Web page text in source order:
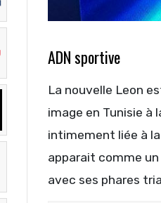
ADN sportive
La nouvelle Leon
image en Tunisie à
intimement liée à
apparait comme un
avec ses phares